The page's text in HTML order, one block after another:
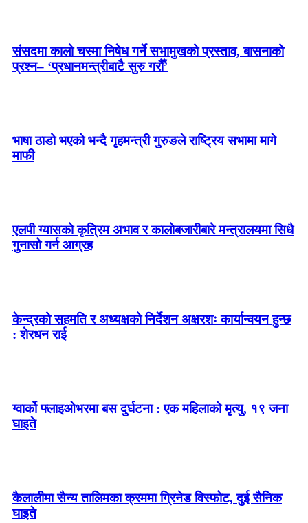
संसदमा कालो चस्मा निषेध गर्ने सभामुखको प्रस्ताव, बासनाको
प्रश्न– ‘प्रधानमन्त्रीबाटै सुरु गरौँ’
भाषा ठाडो भएको भन्दै गृहमन्त्री गुरुङले राष्ट्रिय सभामा मागे
माफी
एलपी ग्यासको कृत्रिम अभाव र कालोबजारीबारे मन्त्रालयमा सिधै
गुनासो गर्न आग्रह
केन्द्रको सहमति र अध्यक्षको निर्देशन अक्षरशः कार्यान्वयन हुन्छ
: शेरधन राई
ग्वार्को फ्लाइओभरमा बस दुर्घटना : एक महिलाको मृत्यु, १९ जना
घाइते
कैलालीमा सैन्य तालिमका क्रममा ग्रिनेड विस्फोट, दुई सैनिक
घाइते